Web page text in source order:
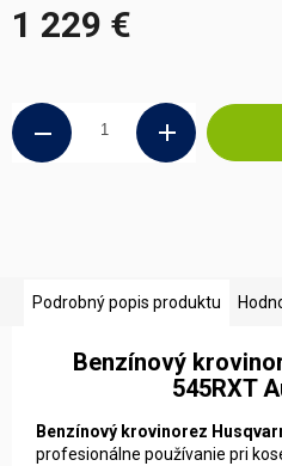
1 229 €
Podrobný popis produktu
Benzínový
545RXT
Benzínový krovinorez
profesionálne používanie pri